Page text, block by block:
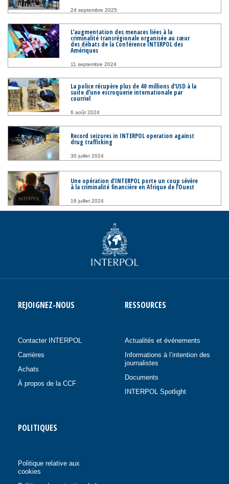
24 septembre 2025
L’augmentation des menaces liées à la
criminalité transrégionale organisée au cœur
des débats de la Conférence INTERPOL des
Amériques
11 septembre 2024
La police récupère plus de 40 millions d’USD à la
suite d’une escroquerie internationale par
courriel
6 août 2024
Record seizures in INTERPOL operation against
drug trafficking
30 juillet 2024
Une opération d’INTERPOL porte un coup sévère
à la criminalité financière en Afrique de l’Ouest
16 juillet 2024
REJOIGNEZ-NOUS
Contacter INTERPOL
Carrières
Achats
À propos de la CCF
RESSOURCES
Actualités et événements
Informations à l’intention des
journalistes
Documents
INTERPOL Spotlight
POLITIQUES
Politique relative aux
cookies